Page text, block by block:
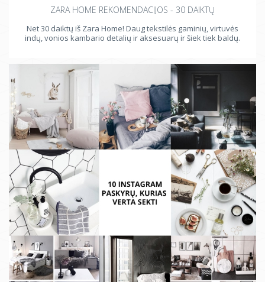
ZARA HOME REKOMENDACIJOS - 30 DAIKTŲ
Net 30 daiktų iš Zara Home! Daug tekstilės gaminių, virtuvės
indų, vonios kambario detalių ir aksesuarų ir šiek tiek baldų.